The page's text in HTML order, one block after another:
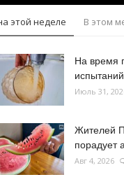
этой неделе В этом
На время
Июль 31,
Жителей
порадует
Авг 4, 2026